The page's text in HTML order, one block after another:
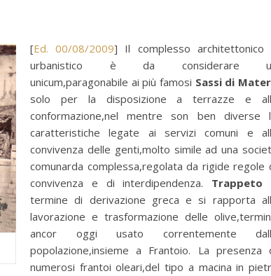
[Ed. 00/08/2009] Il complesso architettonico
urbanistico è da considerare
unicum,paragonabile ai più famosi Sassi di
solo per la disposizione a terrazze e
conformazione,nel mentre son ben diverse
caratteristiche legate ai servizi comuni e
convivenza delle genti,molto simile ad una
comunarda complessa,regolata da rigide regole
convivenza e di interdipendenza. Trappeto
termine di derivazione greca e si rapporta
lavorazione e trasformazione delle
ancor oggi usato correntemente
popolazione,insieme a Frantoio. La presenza
numerosi frantoi oleari,del tipo a macina in